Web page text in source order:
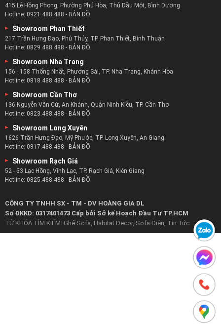
415 Lê Hồng Phong, Phường Phú Hòa, Thủ Dầu Một, Bình Dương
Hotline: 0921.488.488 - BẢN ĐỒ
Showroom Phan Thiết
217 Trần Hưng Đạo, Phú Thủy, TP. Phan Thiết, Bình Thuận
Hotline: 0829.488.488 - BẢN ĐỒ
Showroom Nha Trang
156 - 158 Thống Nhất, Phương Sài, TP. Nha Trang, Khánh Hòa
Hotline: 0818.488.488 - BẢN ĐỒ
Showroom Cần Thơ
136 Nguyễn Văn Cừ, An Khánh, Quận Ninh Kiều, TP. Cần Thơ
Hotline: 0823.488.488 - BẢN ĐỒ
Showroom Long Xuyên
1626 Trần Hưng Đạo, Mỹ Phước, TP. Long Xuyên, An Giang
Hotline: 0817.488.488 - BẢN ĐỒ
Showroom Rạch Giá
52 - 53 Lạc Hồng, Vĩnh Lạc, TP. Rạch Giá, Kiên Giang
Hotline: 0825.488.488 - BẢN ĐỒ
CÔNG TY TNHH SX - TM - DV HOÀNG GIA DL
Số ĐKKD: 0317401473 Cấp bởi Sở kế Hoạch Đầu Tư TP.HCM
TỪ KHÓA TÌM KIẾM: Ghế Sofa Habitat Decor, Sofa Điện Tin Tức